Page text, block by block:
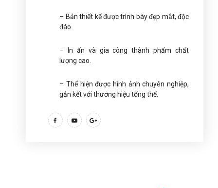
– Bản thiết kế được trình bày đẹp mắt, độc
đáo.
– In ấn và gia công thành phẩm chất
lượng cao.
– Thể hiện được hình ảnh chuyên nghiệp,
gắn kết với thương hiệu tổng thể.